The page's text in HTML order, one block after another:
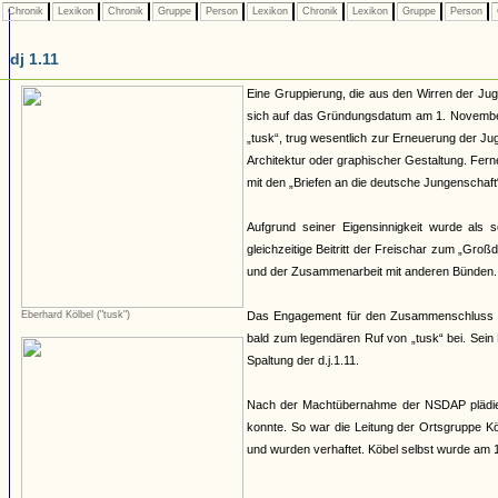
Chronik Lexikon Chronik Gruppe Person Lexikon Chronik Lexikon Gruppe Person
dj 1.11
Eberhard Kölbel ("tusk")
Eine Gruppierung, die aus den Wirren der
sich auf das Gründungsdatum am 1.
„tusk“, trug wesentlich zur Erneuerung der
Architektur oder graphischer Gestaltung.
mit den „Briefen an die deutsche
Aufgrund seiner Eigensinnigkeit wurde als
gleichzeitige Beitritt der Freischar zum
und der Zusammenarbeit mit anderen
Das Engagement für den
bald zum legendären Ruf von „tusk“ bei.
Spaltung der d.j.1.11.
Nach der Machtübernahme der NSDAP
konnte. So war die Leitung der Ortsgruppe
und wurden verhaftet. Köbel selbst wurde am